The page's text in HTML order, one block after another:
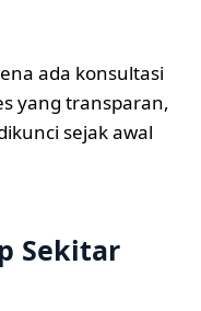
ada konsultasi
yang transparan,
sejak awal
Sekitar